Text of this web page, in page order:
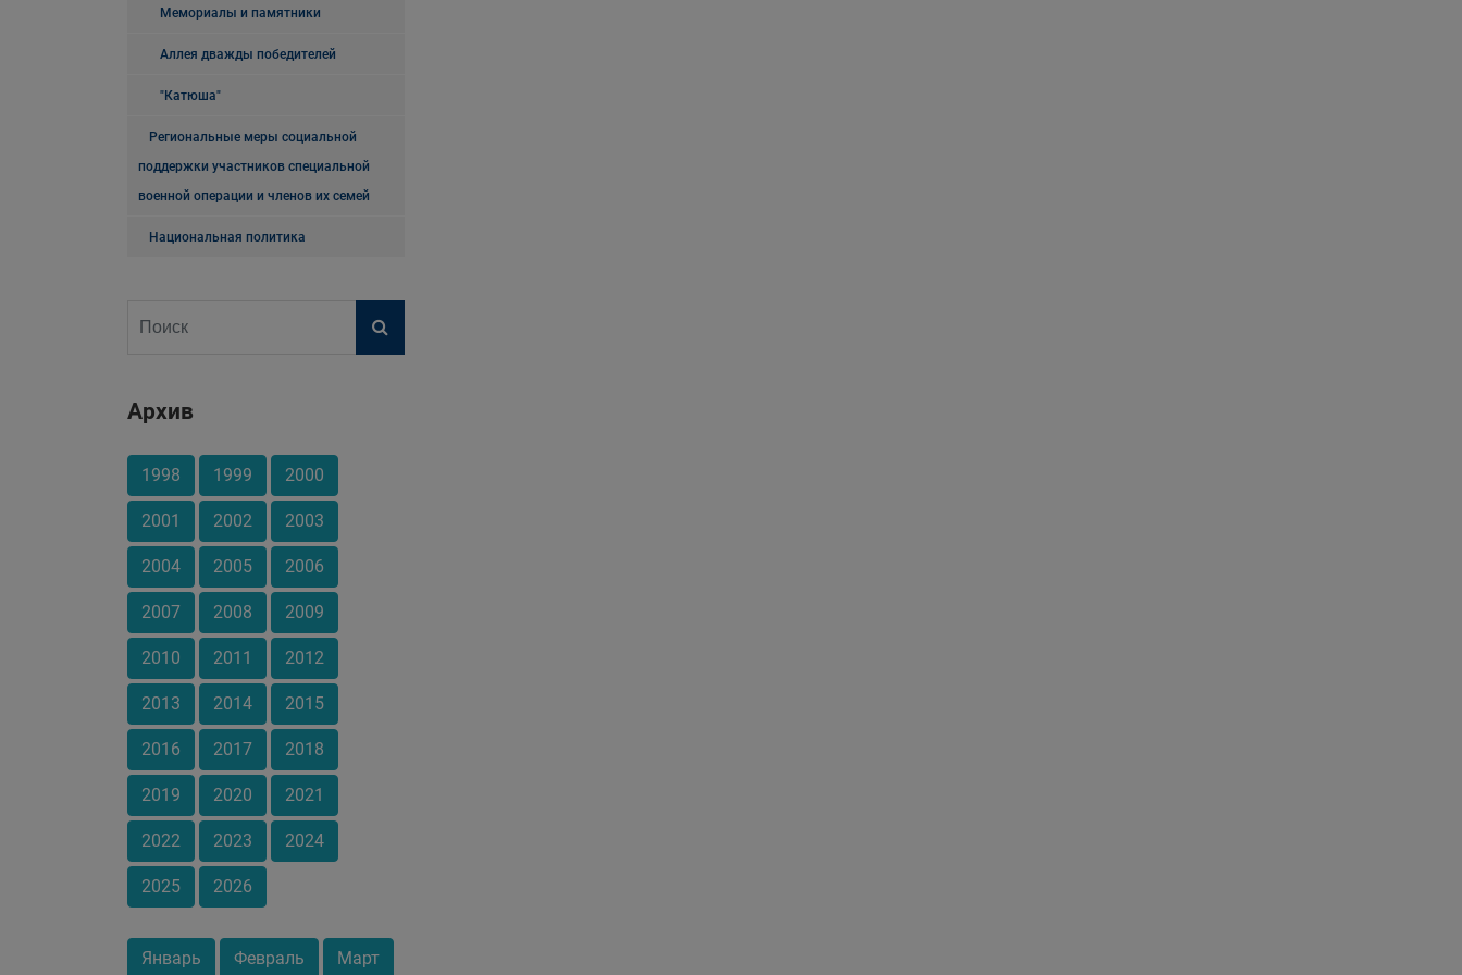
Мемориалы и памятники
Аллея дважды победителей
"Катюша"
Региональные меры социальной
поддержки участников специальной
военной операции и членов их семей
Национальная политика
Архив
1998 1999 2000
2001 2002 2003
2004 2005 2006
2007 2008 2009
2010 2011 2012
2013 2014 2015
2016 2017 2018
2019 2020 2021
2022 2023 2024
2025 2026
Январь Февраль Март